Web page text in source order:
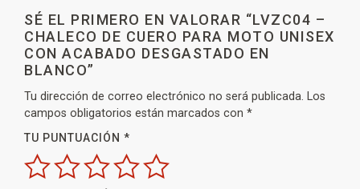
SÉ EL PRIMERO EN VALORAR “LVZC04 –
CHALECO DE CUERO PARA MOTO UNISEX
CON ACABADO DESGASTADO EN
BLANCO”
Tu dirección de correo electrónico no será publicada. Los
campos obligatorios están marcados con *
TU PUNTUACIÓN *